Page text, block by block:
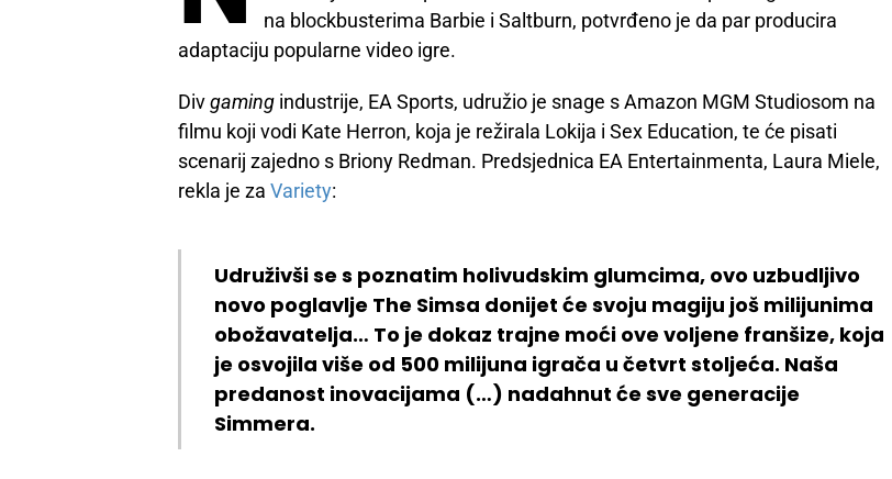
na blockbusterima Barbie i Saltburn, potvrđeno je da par producira
adaptaciju popularne video igre.
Divgaming industrije, EA Sports, udružio je snage s Amazon MGM Studiosom na
filmu koji vodi Kate Herron, koja je režirala Lokija i Sex Education, te će pisati
scenarij zajedno s Briony Redman. Predsjednica EA Entertainmenta, Laura Miele,
rekla je za Variety:
Udruživši se s poznatim holivudskim glumcima, ovo uzbudljivo
novo poglavlje The Simsa donijet će svoju magiju još milijunima
obožavatelja… To je dokaz trajne moći ove voljene franšize, koja
je osvojila više od 500 milijuna igrača u četvrt stoljeća. Naša
predanost inovacijama (…) nadahnut će sve generacije
Simmera.